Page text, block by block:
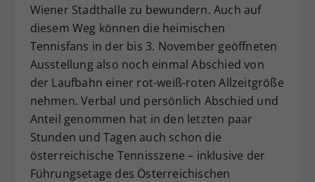
Wiener Stadthalle zu bewundern. Auch auf
diesem Weg können die heimischen
Tennisfans in der bis 3. November geöffneten
Ausstellung also noch einmal Abschied von
der Laufbahn einer rot-weiß-roten Allzeitgröße
nehmen. Verbal und persönlich Abschied und
Anteil genommen hat in den letzten paar
Stunden und Tagen auch schon die
österreichische Tennisszene – inklusive der
Führungsetage des Österreichischen